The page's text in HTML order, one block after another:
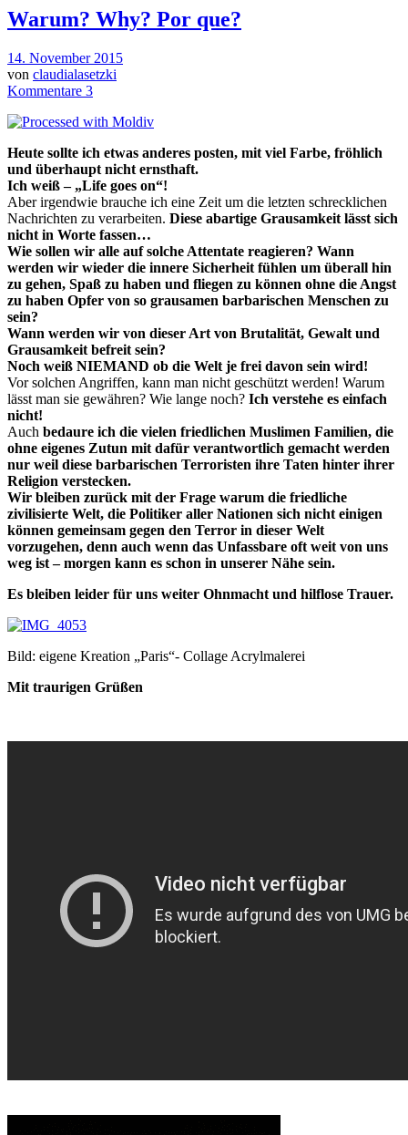
Warum? Why? Por que?
14. November 2015
von claudialasetzki
Kommentare 3
Heute sollte ich etwas anderes posten, mit viel Farbe, fröhlich
und überhaupt nicht ernsthaft.
Ich weiß – „Life goes on“!
Aber irgendwie brauche ich eine Zeit um die letzten schrecklichen
Nachrichten zu verarbeiten. Diese abartige Grausamkeit lässt sich
nicht in Worte fassen…
Wie sollen wir alle auf solche Attentate reagieren? Wann
werden wir wieder die innere Sicherheit fühlen um überall hin
zu gehen, Spaß zu haben und fliegen zu können ohne die Angst
zu haben Opfer von so grausamen barbarischen Menschen zu
sein?
Wann werden wir von dieser Art von Brutalität, Gewalt und
Grausamkeit befreit sein?
Noch weiß NIEMAND ob die Welt je frei davon sein wird!
Vor solchen Angriffen, kann man nicht geschützt werden! Warum
lässt man sie gewähren? Wie lange noch? Ich verstehe es einfach
nicht!
Auch bedaure ich die vielen friedlichen Muslimen Familien, die
ohne eigenes Zutun mit dafür verantwortlich gemacht werden
nur weil diese barbarischen Terroristen ihre Taten hinter ihrer
Religion verstecken.
Wir bleiben zurück mit der Frage warum die friedliche
zivilisierte Welt, die Politiker aller Nationen sich nicht einigen
können gemeinsam gegen den Terror in dieser Welt
vorzugehen, denn auch wenn das Unfassbare oft weit von uns
weg ist – morgen kann es schon in unserer Nähe sein.
Es bleiben leider für uns weiter Ohnmacht und hilflose Trauer.
Bild: eigene Kreation „Paris“- Collage Acrylmalerei
Mit traurigen Grüßen